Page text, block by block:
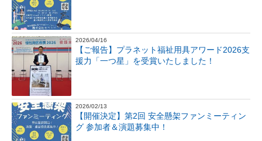
2026/04/16
【ご報告】プラネット福祉用具アワード2026支
援力「一つ星」を受賞いたしました！
2026/02/13
【開催決定】第2回 安全懸架ファンミーティン
グ 参加者＆演題募集中！